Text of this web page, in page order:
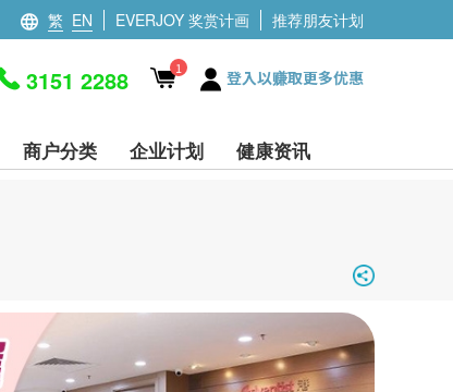
繁 EN EVERJOY 奖赏计画 推荐朋友计划
3151 2288 1 登入以赚取更多优惠
商户分类 企业计划 健康资讯